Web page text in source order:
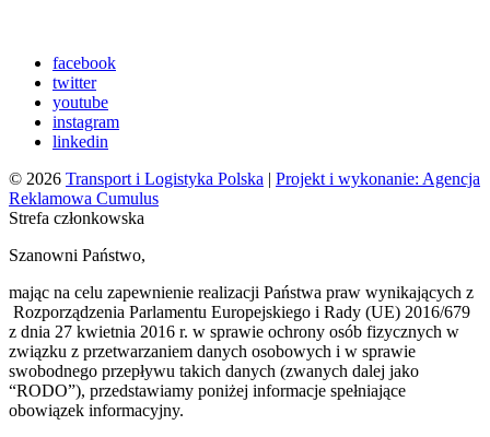
facebook
twitter
youtube
instagram
linkedin
© 2026 Transport i Logistyka Polska | Projekt i wykonanie: Agencja
Reklamowa Cumulus
Strefa członkowska
Szanowni Państwo,
mając na celu zapewnienie realizacji Państwa praw wynikających z
Rozporządzenia Parlamentu Europejskiego i Rady (UE) 2016/679
z dnia 27 kwietnia 2016 r. w sprawie ochrony osób fizycznych w
związku z przetwarzaniem danych osobowych i w sprawie
swobodnego przepływu takich danych (zwanych dalej jako
“RODO”), przedstawiamy poniżej informacje spełniające
obowiązek informacyjny.